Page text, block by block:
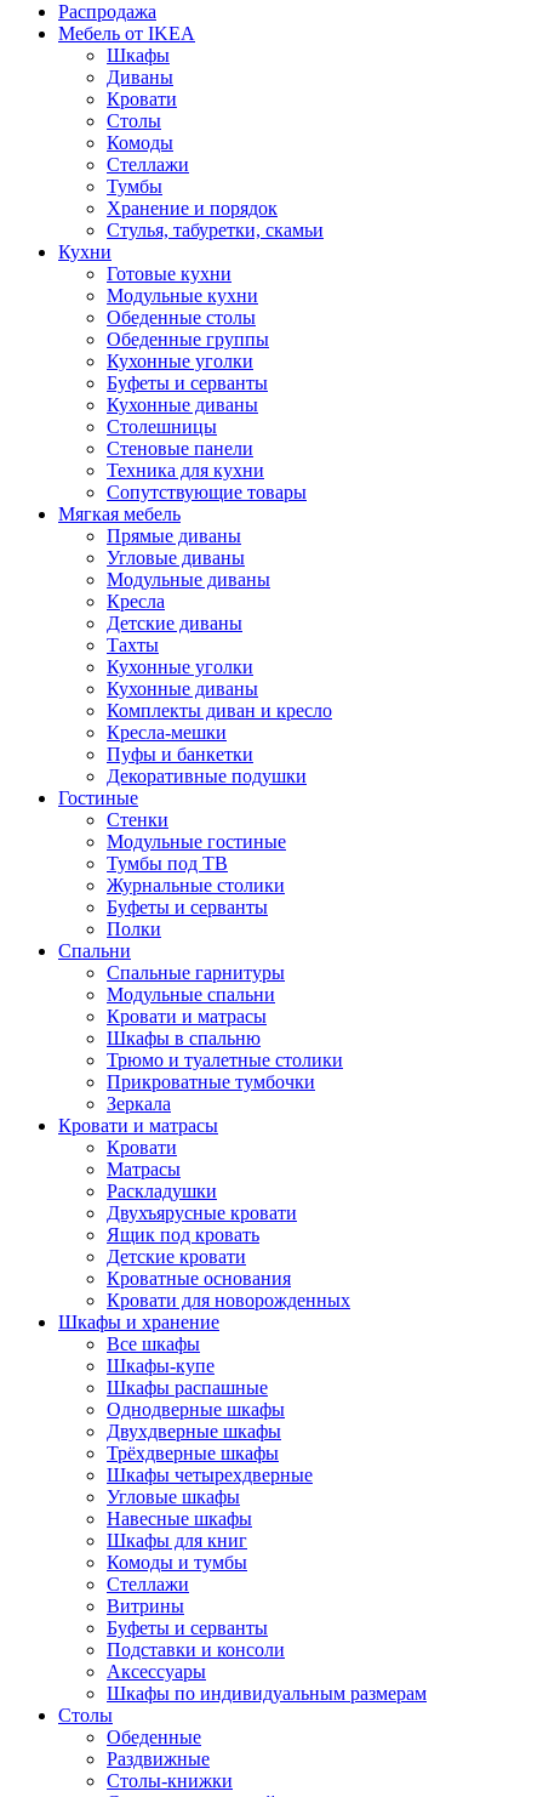
Распродажа
Мебель от IKEA
Шкафы
Диваны
Кровати
Столы
Комоды
Стеллажи
Тумбы
Хранение и порядок
Стулья, табуретки, скамьи
Кухни
Готовые кухни
Модульные кухни
Обеденные столы
Обеденные группы
Кухонные уголки
Буфеты и серванты
Кухонные диваны
Столешницы
Стеновые панели
Техника для кухни
Сопутствующие товары
Мягкая мебель
Прямые диваны
Угловые диваны
Модульные диваны
Кресла
Детские диваны
Тахты
Кухонные уголки
Кухонные диваны
Комплекты диван и кресло
Кресла-мешки
Пуфы и банкетки
Декоративные подушки
Гостиные
Стенки
Модульные гостиные
Тумбы под ТВ
Журнальные столики
Буфеты и серванты
Полки
Спальни
Спальные гарнитуры
Модульные спальни
Кровати и матрасы
Шкафы в спальню
Трюмо и туалетные столики
Прикроватные тумбочки
Зеркала
Кровати и матрасы
Кровати
Матрасы
Раскладушки
Двухъярусные кровати
Ящик под кровать
Детские кровати
Кроватные основания
Кровати для новорожденных
Шкафы и хранение
Все шкафы
Шкафы-купе
Шкафы распашные
Однодверные шкафы
Двухдверные шкафы
Трёхдверные шкафы
Шкафы четырехдверные
Угловые шкафы
Навесные шкафы
Шкафы для книг
Комоды и тумбы
Стеллажи
Витрины
Буфеты и серванты
Подставки и консоли
Аксессуары
Шкафы по индивидуальным размерам
Столы
Обеденные
Раздвижные
Столы-книжки